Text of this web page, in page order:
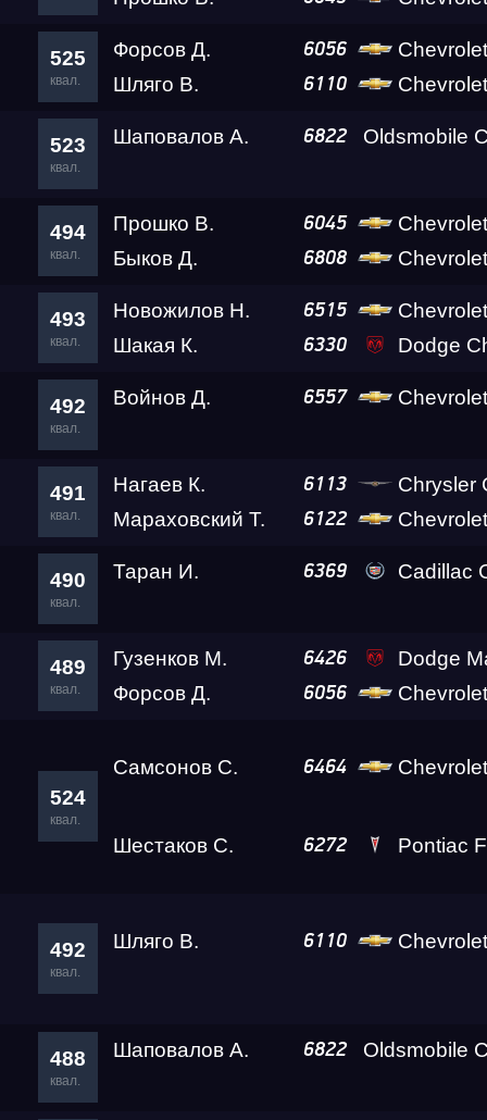
525
квал.
Форсов Д. 6056
Шляго В.
6110
523
квал.
Шаповалов А. 6822 Oldsmobile
494
квал.
Прошко В. 6045
Chevrolet
Быков Д.
6808
493
квал.
Новожилов Н. 6515
Chevrolet
Шакая К.
6330 Dodge
492
квал.
Войнов Д. 6557
491
квал.
Нагаев К. 6113
Chrysler
Мараховский Т.
6122
490
квал.
Таран И. 6369 Cadillac
489
квал.
Гузенков М. 6426
Dodge
Форсов Д.
6056
524
квал.
Самсонов С. 6464 Chevrolet
Шестаков С. 6272 Pontiac
492
квал.
Шляго В. 6110
488
квал.
Шаповалов А. 6822 Oldsmobile